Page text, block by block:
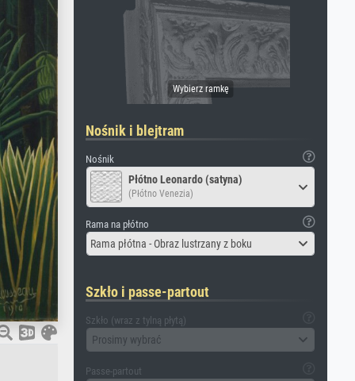
Nośnik i blejtram
Nośnik
Płótno Leonardo (satyna)
(Płótno Venezia)
Rama na płótno
Rama płótna - Obraz lustrzany z boku
Szkło i passe-partout
Szkło (wraz z tylną płytą)
Prosimy wybrać
Passe-partout